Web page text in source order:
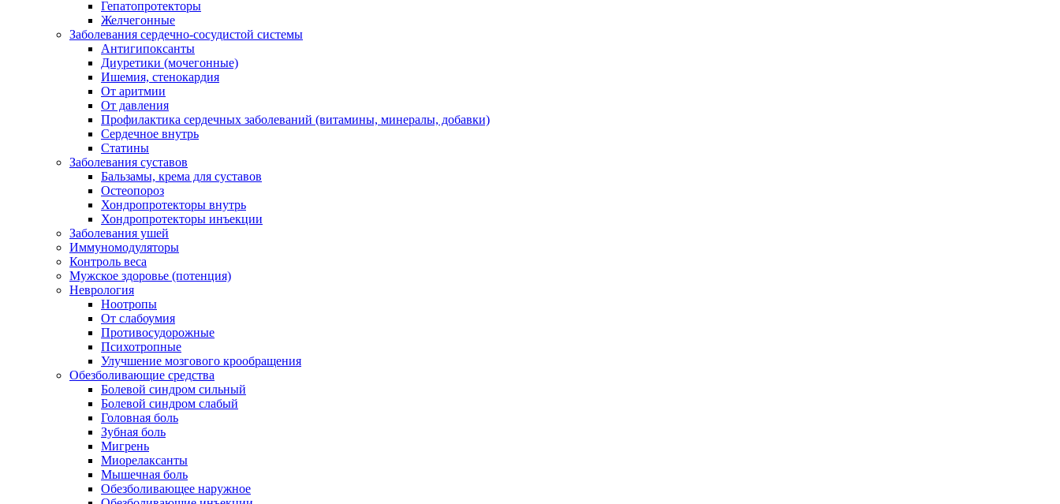
Гепатопротекторы
Желчегонные
Заболевания сердечно-сосудистой системы
Антигипоксанты
Диуретики (мочегонные)
Ишемия, стенокардия
От аритмии
От давления
Профилактика сердечных заболеваний (витамины, минералы, добавки)
Сердечное внутрь
Статины
Заболевания суставов
Бальзамы, крема для суставов
Остеопороз
Хондропротекторы внутрь
Хондропротекторы инъекции
Заболевания ушей
Иммуномодуляторы
Контроль веса
Мужское здоровье (потенция)
Неврология
Ноотропы
От слабоумия
Противосудорожные
Психотропные
Улучшение мозгового крообращения
Обезболивающие средства
Болевой синдром сильный
Болевой синдром слабый
Головная боль
Зубная боль
Мигрень
Миорелаксанты
Мышечная боль
Обезболивающее наружное